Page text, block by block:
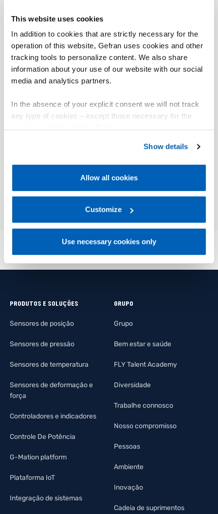
This website uses cookies
In addition to cookies that are strictly necessary for the
operation of this website, Gefran uses cookies and other
tracking tools to personalize content. We also share
information about your use of our website with our social
media and analytics partners.
In the absence of your explicit consent we will not track
any type of cookies – except those necessary for the
Gefran - Cookie
policy.
regarding processing of personal data, at the following
Gefran - Privacy Policy.
Show details
Allow all cookies
Customize
Use necessary cookies only
protected.
The sensor can not be overloaded.
The sensors do not need to be recalibrated once they
have been replaced or remounted.
Our amplifier can handle the occuring large offset
range.
Descrição
PRODUTOS E SOLUÇÕES
Sensores de posição
Sensores de pressão
Sensores de temperatura
Sensores de deformação e
força
Controladores e indicadores
Controle De Potência
G-Mation platform
Plataforma IoT
Integração de sistemas
GRUPO
Grupo
Bem estar e saúde
FLY Talent Academy
Diversidade
Trabalhe connosco
Nosso compromisso
Pessoas
Ambiente
Inovação
Cadeia de suprimentos